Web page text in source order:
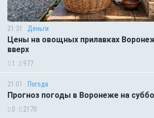
21:31 Деньги
Цены на овощных прилавках
вверх
1 977
21:01 Погода
Прогноз погоды в Воронеже на
0 2170